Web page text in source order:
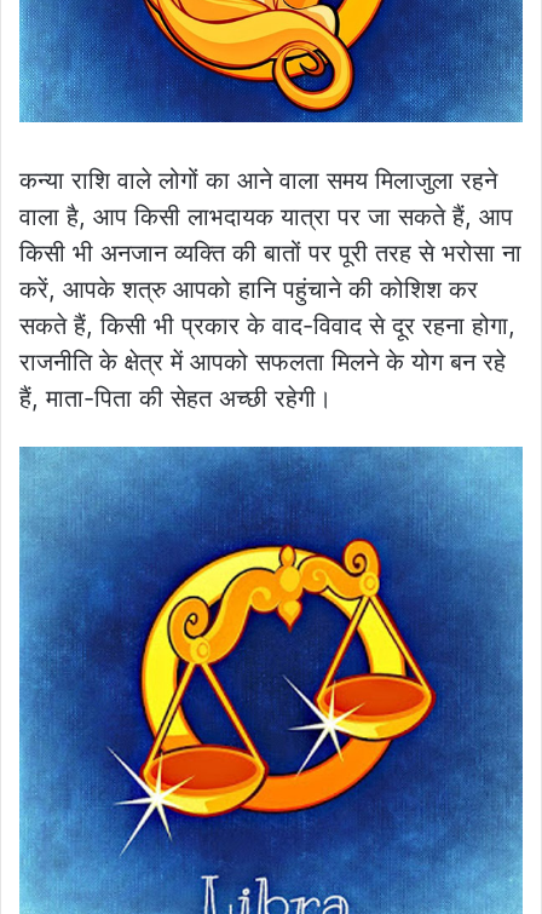
कन्या राशि वाले लोगों का आने वाला समय मिलाजुला रहने
वाला है, आप किसी लाभदायक यात्रा पर जा सकते हैं, आप
किसी भी अनजान व्यक्ति की बातों पर पूरी तरह से भरोसा ना
करें, आपके शत्रु आपको हानि पहुंचाने की कोशिश कर
सकते हैं, किसी भी प्रकार के वाद-विवाद से दूर रहना होगा,
राजनीति के क्षेत्र में आपको सफलता मिलने के योग बन रहे
हैं, माता-पिता की सेहत अच्छी रहेगी।